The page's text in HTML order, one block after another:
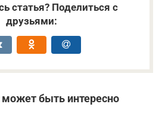
статья? Поделиться с
друзьями:
быть интересно